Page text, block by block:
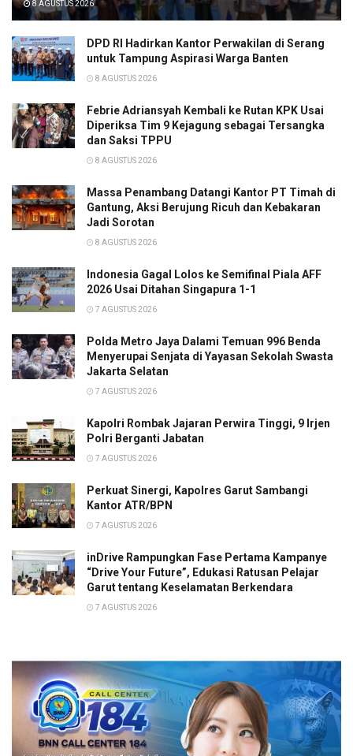
8 AGUSTUS 2026
DPD RI Hadirkan Kantor Perwakilan di Serang
untuk Tampung Aspirasi Warga Banten
8 AGUSTUS 2026
Febrie Adriansyah Kembali ke Rutan KPK Usai
Diperiksa Tim 9 Kejagung sebagai Tersangka
dan Saksi TPPU
8 AGUSTUS 2026
Massa Penambang Datangi Kantor PT Timah di
Gantung, Aksi Berujung Ricuh dan Kebakaran
Jadi Sorotan
8 AGUSTUS 2026
Indonesia Gagal Lolos ke Semifinal Piala AFF
2026 Usai Ditahan Singapura 1-1
7 AGUSTUS 2026
Polda Metro Jaya Dalami Temuan 996 Benda
Menyerupai Senjata di Yayasan Sekolah Swasta
Jakarta Selatan
7 AGUSTUS 2026
Kapolri Rombak Jajaran Perwira Tinggi, 9 Irjen
Polri Berganti Jabatan
7 AGUSTUS 2026
Perkuat Sinergi, Kapolres Garut Sambangi
Kantor ATR/BPN
7 AGUSTUS 2026
inDrive Rampungkan Fase Pertama Kampanye
“Drive Your Future”, Edukasi Ratusan Pelajar
Garut tentang Keselamatan Berkendara
7 AGUSTUS 2026